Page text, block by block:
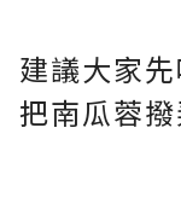
建議大家
把南瓜蓉